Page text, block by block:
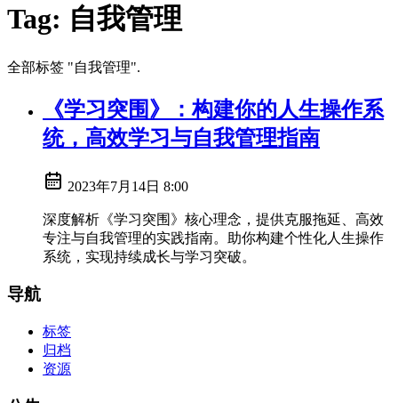
Tag: 自我管理
全部标签 "自我管理".
《学习突围》：构建你的人生操作系
统，高效学习与自我管理指南
2023年7月14日 8:00
深度解析《学习突围》核心理念，提供克服拖延、高效
专注与自我管理的实践指南。助你构建个性化人生操作
系统，实现持续成长与学习突破。
导航
标签
归档
资源